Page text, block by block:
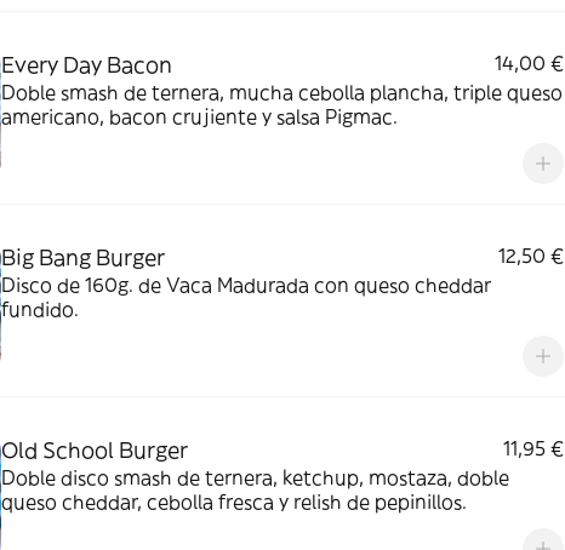
Every Day Bacon
14,00 €
Doble smash de ternera, mucha cebolla plancha, triple queso
americano, bacon crujiente y salsa Pigmac.
Big Bang Burger
12,50 €
Disco de 160g. de Vaca Madurada con queso cheddar
fundido.
Old School Burger
11,95 €
Doble disco smash de ternera, ketchup, mostaza, doble
queso cheddar, cebolla fresca y relish de pepinillos.